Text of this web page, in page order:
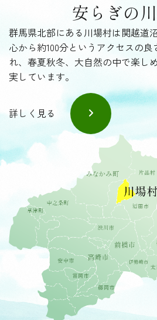
安らぎの
群馬県北部にある川場村は関越道
心から約100分というアクセスの
れ、春夏秋冬、大自然の中で楽し
実しています。
詳しく見る